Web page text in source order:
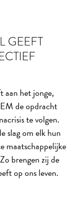
GEEFT
aan het jonge,
de opdracht
te volgen.
slag om elk hun
maatschappelijke
brengen zij de
op ons leven.